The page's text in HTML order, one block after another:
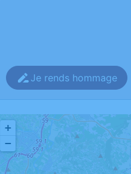
Je rends hommage
+
−